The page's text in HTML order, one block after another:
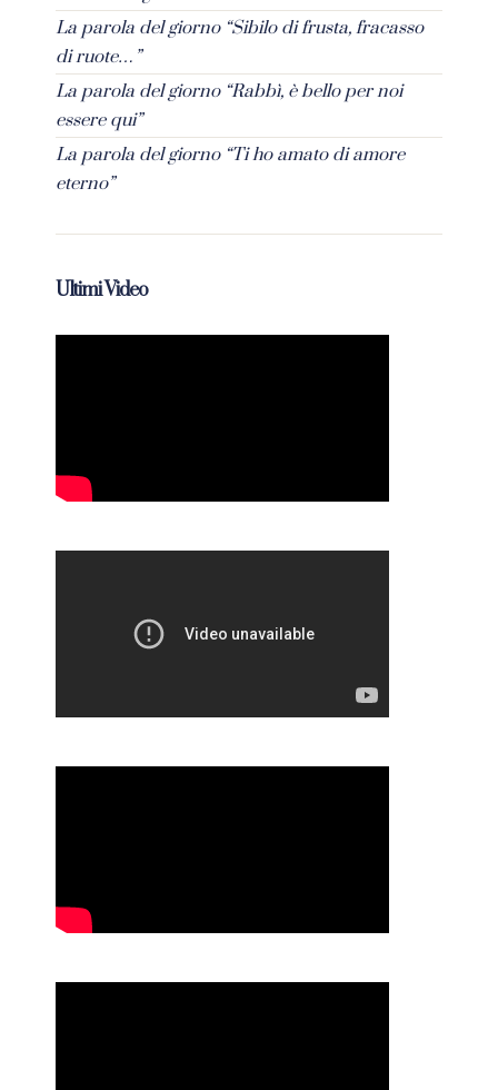
La parola del giorno “Sibilo di frusta, fracasso
di ruote…”
La parola del giorno “Rabbì, è bello per noi
essere qui”
La parola del giorno “Ti ho amato di amore
eterno”
Ultimi Video